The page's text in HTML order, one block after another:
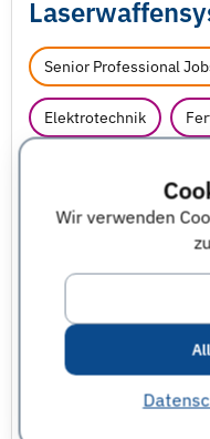
Wir verwenden
Senior Professional
Elektrotechnik
Ingenieurwesen -
Luft- und
MSR Mess-,
Physik
JobNr 1847770 |